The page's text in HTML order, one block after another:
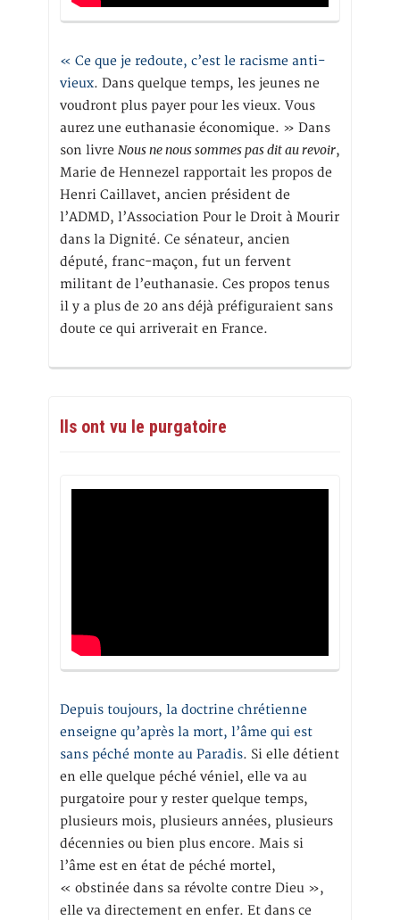
« Ce que je redoute, c’est le racisme anti-
vieux. Dans quelque temps, les jeunes ne
voudront plus payer pour les vieux. Vous
aurez une euthanasie économique. » Dans
son livre Nous ne nous sommes pas dit au revoir,
Marie de Hennezel rapportait les propos de
Henri Caillavet, ancien président de
l’ADMD, l’Association Pour le Droit à Mourir
dans la Dignité. Ce sénateur, ancien
député, franc-maçon, fut un fervent
militant de l’euthanasie. Ces propos tenus
il y a plus de 20 ans déjà préfiguraient sans
doute ce qui arriverait en France.
Ils ont vu le purgatoire
Depuis toujours, la doctrine chrétienne
enseigne qu’après la mort, l’âme qui est
sans péché monte au Paradis. Si elle détient
en elle quelque péché véniel, elle va au
purgatoire pour y rester quelque temps,
plusieurs mois, plusieurs années, plusieurs
décennies ou bien plus encore. Mais si
l’âme est en état de péché mortel,
« obstinée dans sa révolte contre Dieu »,
elle va directement en enfer. Et dans ce